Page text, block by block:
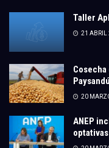
Taller
21 ABRIL
Paysandú
20
ANEP